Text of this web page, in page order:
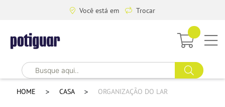
Você está em Trocar
HOME CASA ORGANIZAÇÃO DO LAR